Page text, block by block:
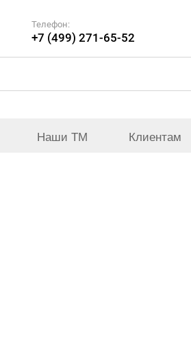
Телефон:
+7 (499) 271-65-52
Наши ТМ Клиентам